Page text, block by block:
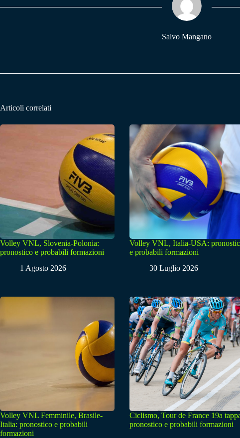
pp m
Salvo Mangano
Articoli correlati
Volley VNL, Slovenia-Polonia:
pronostico e probabili formazioni
1 Agosto 2026
Volley VNL, Italia-USA:
e probabili formazioni
30 Luglio 2026
Volley VNL Femminile, Brasile-
Italia: pronostico e probabili
formazioni
Ciclismo, Tour de France 19a
pronostico e probabili formazioni